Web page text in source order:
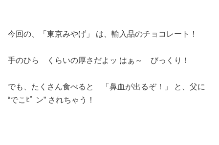
今回の、「東京みやげ」 は、輸入品のチョコレート！
手のひら くらいの厚さだよッ はぁ～ びっくり！
でも、たくさん食べると 「鼻血が出るぞ！」 と、父に
“でこﾋﾟ ン” されちゃう！